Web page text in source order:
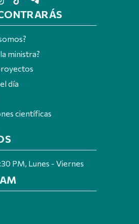
ministra?
día
científicas
PM, Lunes - Viernes